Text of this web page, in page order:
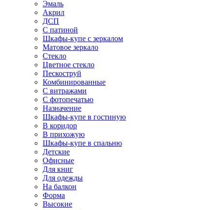
Эмаль
Акрил
ДСП
С патиной
Шкафы-купе с зеркалом
Матовое зеркало
Стекло
Цветное стекло
Пескоструй
Комбинированные
С витражами
С фотопечатью
Назначение
Шкафы-купе в гостиную
В коридор
В прихожую
Шкафы-купе в спальню
Детские
Офисные
Для книг
Для одежды
На балкон
Форма
Высокие